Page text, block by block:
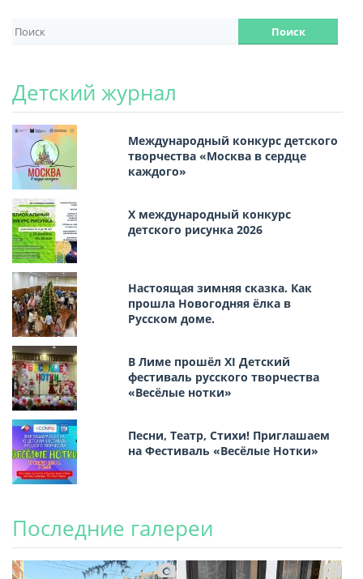
Детский журнал
Международный конкурс детского
творчества «Москва в сердце
каждого»
Х международный конкурс
детского рисунка 2026
Настоящая зимняя сказка. Как
прошла Новогодняя ёлка в
Русском доме.
В Лиме прошёл XI Детский
фестиваль русского творчества
«Весёлые нотки»
Песни, Театр, Стихи! Приглашаем
на Фестиваль «Весёлые Нотки»
Последние галереи